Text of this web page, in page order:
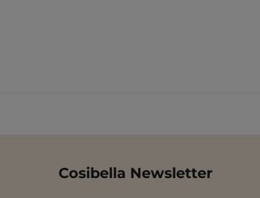
Cosibella Newsletter